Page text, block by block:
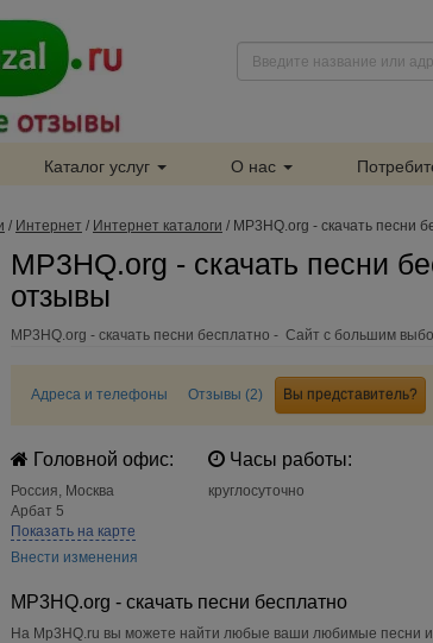
Каталог услуг О нас
/ Интернет / Интернет каталоги / MP3HQ.org - скачать песни
MP3HQ.org - скачать песни
отзывы
MP3HQ.org - скачать песни бесплатно - Сайт с большим
Адреса и телефоны Отзывы (2) Вы представитель?
Головной офис:
Россия, Москва
Арбат 5
Показать на карте
Внести изменения
Часы работы:
круглосуточно
MP3HQ.org - скачать песни бесплатно
На Mp3HQ.ru вы можете найти любые ваши любимые песни